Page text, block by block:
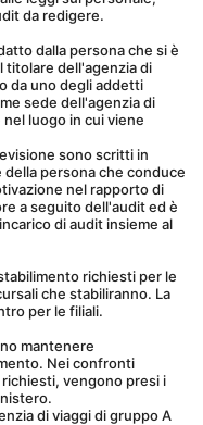
da redigere.
titolare dell'agenzia di
da uno degli addetti
sede dell'agenzia di
luogo in cui viene
della persona che conduce
nel rapporto di
a seguito dell'audit ed è
di audit insieme al
che stabiliranno. La
per le filiali.
Nei confronti
vengono presi i
di viaggi di gruppo A